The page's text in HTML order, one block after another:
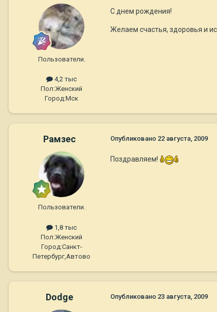
Пользователи.
4,2 тыс
Пол:Женский
Город:Мск
С днем рождения!
Желаем счастья, здоровья и
Рамзес
Пользователи.
1,8 тыс
Пол:Женский
Город:Санкт-
Петербург,Автово
Опубликовано 22 августа, 2009
Поздравляем!
Dodge Опубликовано 23 августа, 2009